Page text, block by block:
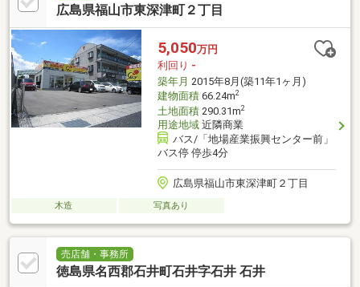
広島県福山市東深津町２丁目
5,050万円
利回り -
築年月 2015年8月(築11年1ヶ月)
建物面積66.24m2
土地面積290.31m2
用途地域近隣商業
バス/「地場産業振興センター前」
バス停 停歩4分
広島県福山市東深津町２丁目
木造 写真あり
売店舗・事務所
徳島県名西郡石井町石井字石井 石井